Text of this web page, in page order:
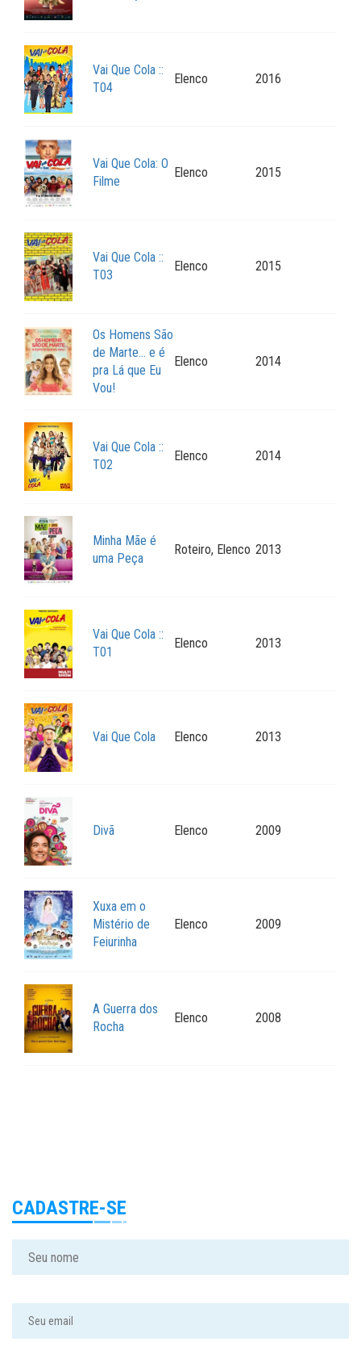
Vai Que Cola ::
T04
Elenco 2016
Vai Que Cola: O
Filme
Elenco 2015
Vai Que Cola ::
T03
Elenco 2015
Os Homens São
de Marte… e é
pra Lá que Eu
Vou!
Elenco 2014
Vai Que Cola ::
T02
Elenco 2014
Minha Mãe é
uma Peça
Roteiro, Elenco 2013
Vai Que Cola ::
T01
Elenco 2013
Vai Que Cola Elenco 2013
Divã Elenco 2009
Xuxa em o
Mistério de
Feiurinha
Elenco 2009
A Guerra dos
Rocha
Elenco 2008
CADASTRE-SE